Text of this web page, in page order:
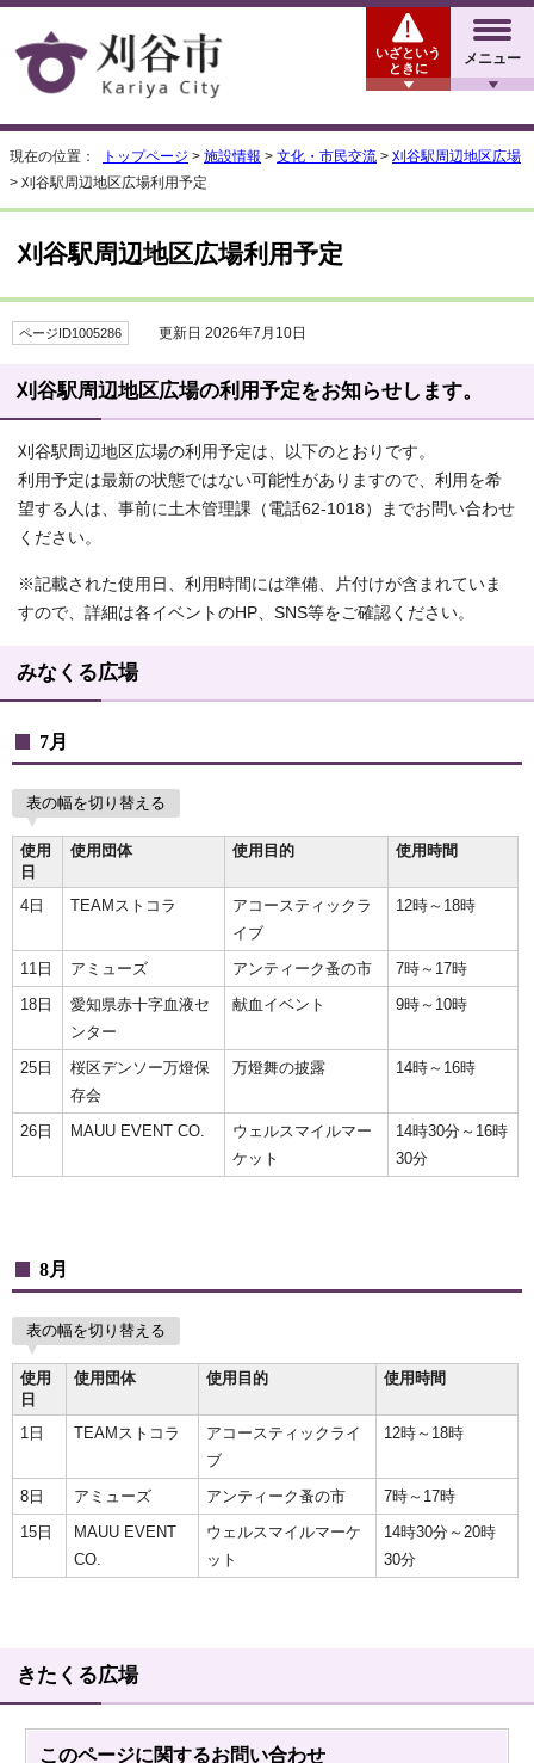
メニュー
いざという
ときに
現在の位置： トップページ > 施設情報 > 文化・市民交流 > 刈谷駅周辺地区広場
> 刈谷駅周辺地区広場利用予定
刈谷駅周辺地区広場利用予定
ページID1005286 更新日 2026年7月10日
刈谷駅周辺地区広場の利用予定をお知らせします。
刈谷駅周辺地区広場の利用予定は、以下のとおりです。
利用予定は最新の状態ではない可能性がありますので、利用を希
望する人は、事前に土木管理課（電話62-1018）までお問い合わせ
ください。
※記載された使用日、利用時間には準備、片付けが含まれていま
すので、詳細は各イベントのHP、SNS等をご確認ください。
みなくる広場
7月
表の幅を切り替える
使用
日
使用団体 使用目的 使用時間
4日 TEAMストコラ
アコースティックラ
イブ
12時～18時
11日 アミューズ アンティーク蚤の市
7時～17時
18日
愛知県赤十字血液セ
ンター
献血イベント 9時～10時
25日
桜区デンソー万燈保
存会
万燈舞の披露 14時～16時
26日 MAUU EVENT CO.
ウェルスマイルマー
ケット
14時30分～16時
30分
8月
表の幅を切り替える
使用
日
使用団体 使用目的 使用時間
1日 TEAMストコラ
アコースティックライ
ブ
12時～18時
8日 アミューズ アンティーク蚤の市
7時～17時
15日
MAUU EVENT
CO.
ウェルスマイルマーケ
ット
14時30分～20時
30分
きたくる広場
このページに関するお問い合わせ